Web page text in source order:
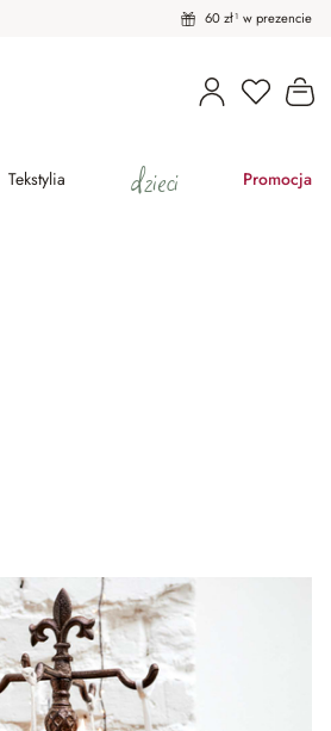
60 zł¹ w prezencie
Masz
Tekstylia dzieci Promocja